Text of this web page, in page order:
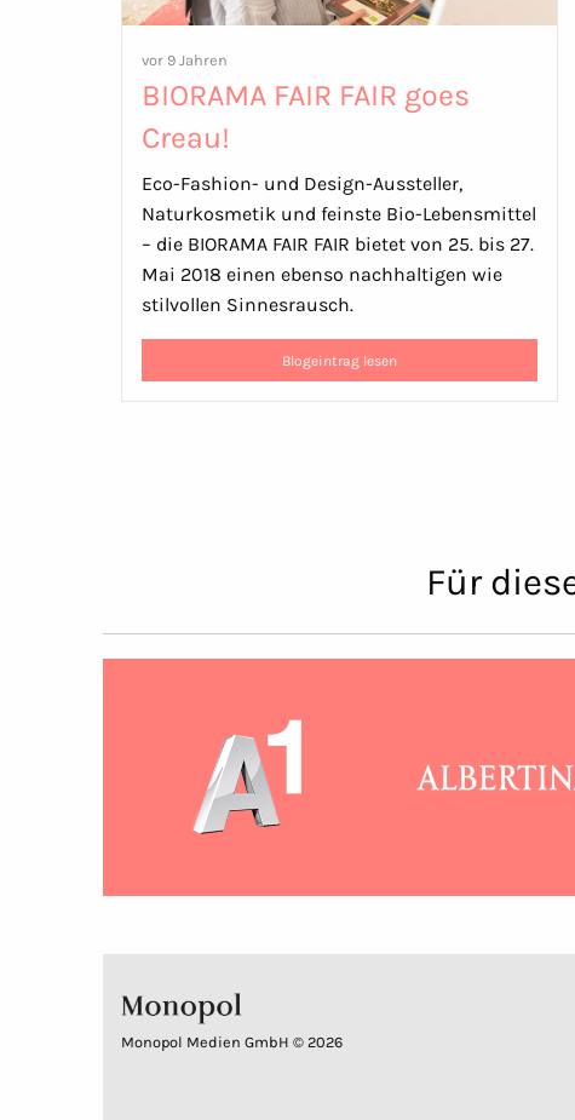
vor 9 Jahren
BIORAMA FAIR FAIR goes
Creau!
Eco-Fashion- und Design-Aussteller,
Naturkosmetik und feinste Bio-Lebensmittel
– die BIORAMA FAIR FAIR bietet von 25. bis 27.
Mai 2018 einen ebenso nachhaltigen wie
stilvollen Sinnesrausch.
Blogeintrag lesen
Für
Monopol Medien GmbH © 2026